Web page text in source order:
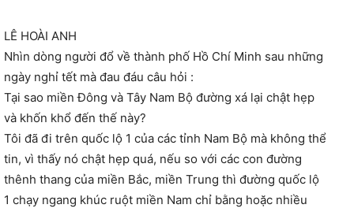
LÊ HOÀI ANH
Nhìn dòng người đổ về thành phố Hồ Chí Minh sau những
ngày nghỉ tết mà đau đáu câu hỏi :
Tại sao miền Đông và Tây Nam Bộ đường xá lại chật hẹp
và khốn khổ đến thế này?
Tôi đã đi trên quốc lộ 1 của các tỉnh Nam Bộ mà không thể
tin, vì thấy nó chật hẹp quá, nếu so với các con đường
thênh thang của miền Bắc, miền Trung thì đường quốc lộ
1 chạy ngang khúc ruột miền Nam chỉ bằng hoặc nhiều